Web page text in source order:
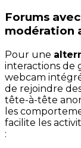
Forums
modération
Pour une
interactions de
webcam
de rejoindre
tête-à-tête
les
facilite les
: